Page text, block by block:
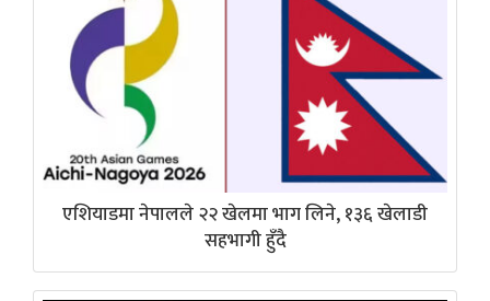
एशियाडमा नेपालले २२ खेलमा भाग लिने, १३६ खेलाडी
सहभागी हुँदै